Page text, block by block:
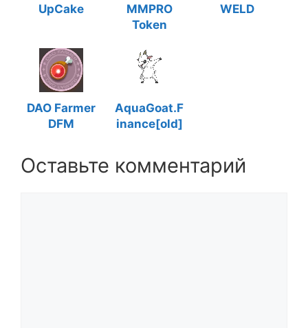
UpCake
MMPRO
Token
WELD
DAO Farmer
DFM
AquaGoat.F
inance[old]
Оставьте комментарий